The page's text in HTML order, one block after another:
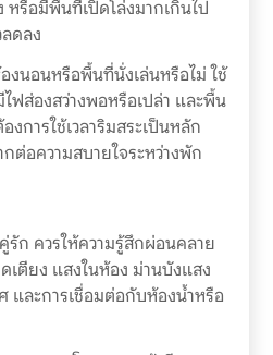
หรือมีพื้นที่เปิดโล่งมากเกินไป
ดลง
งนอนหรือพื้นที่นั่งเล่นหรือไม่ ใช้
ฟส่องสว่างพอหรือเปล่า และพื้น
การใช้เวลาริมสระเป็นหลัก
ต่อความสบายใจระหว่างพัก
ก ควรให้ความรู้สึกผ่อนคลาย
เตียง แสงในห้อง ม่านบังแสง
และการเชื่อมต่อกับห้องน้ำหรือ